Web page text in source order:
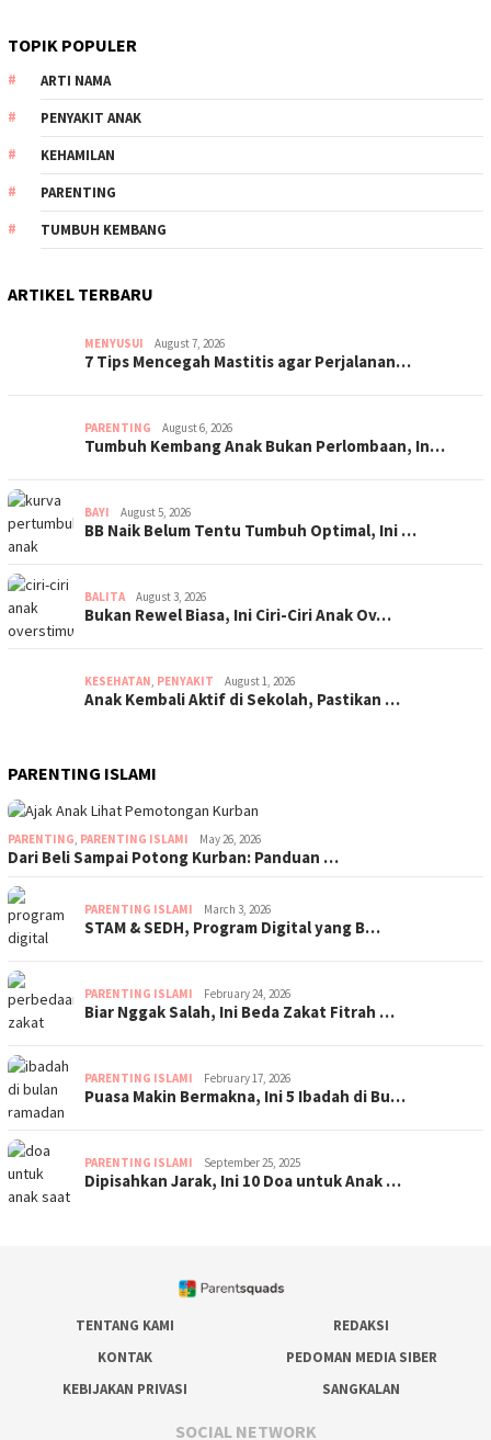
TOPIK POPULER
ARTI NAMA
PENYAKIT ANAK
KEHAMILAN
PARENTING
TUMBUH KEMBANG
ARTIKEL TERBARU
MENYUSUI August 7, 2026
7 Tips Mencegah Mastitis agar Perjalanan…
PARENTING August 6, 2026
Tumbuh Kembang Anak Bukan Perlombaan, In…
BAYI August 5, 2026
BB Naik Belum Tentu Tumbuh Optimal, Ini …
BALITA August 3, 2026
Bukan Rewel Biasa, Ini Ciri-Ciri Anak Ov…
KESEHATAN, PENYAKIT August 1, 2026
Anak Kembali Aktif di Sekolah, Pastikan …
PARENTING ISLAMI
PARENTING, PARENTING ISLAMI May 26, 2026
Dari Beli Sampai Potong Kurban: Panduan …
PARENTING ISLAMI March 3, 2026
STAM & SEDH, Program Digital yang B…
PARENTING ISLAMI February 24, 2026
Biar Nggak Salah, Ini Beda Zakat Fitrah …
PARENTING ISLAMI February 17, 2026
Puasa Makin Bermakna, Ini 5 Ibadah di Bu…
PARENTING ISLAMI September 25, 2025
Dipisahkan Jarak, Ini 10 Doa untuk Anak …
TENTANG KAMI
REDAKSI
KONTAK
PEDOMAN MEDIA SIBER
KEBIJAKAN PRIVASI
SANGKALAN
SOCIAL NETWORK